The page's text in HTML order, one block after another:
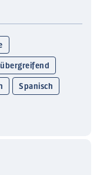
Spanisch